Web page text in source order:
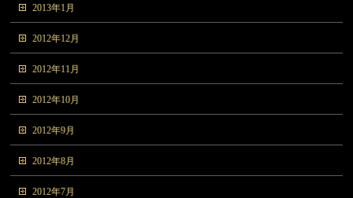
2013年1月
2012年12月
2012年11月
2012年10月
2012年9月
2012年8月
2012年7月